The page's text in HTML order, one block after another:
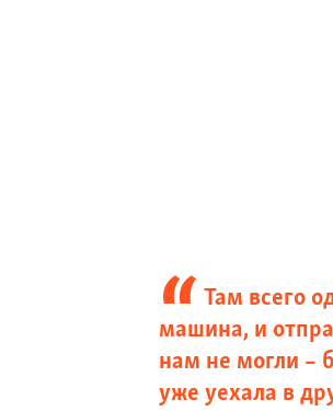
Там всего
машина, и
нам не могли –
уже уехала в